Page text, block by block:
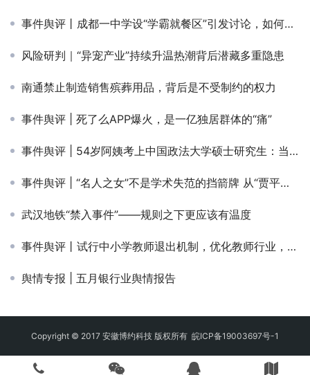
事件舆评丨成都一中学设“学霸就餐区”引发讨论，如何平衡教育公平与激励方式？
风险研判｜“异宠产业”持续升温热潮背后潜藏多重隐患
南通禁止制造销售殡葬用品，背后是不受制约的权力
事件舆评 | 死了么APP爆火，是一亿独居群体的“痛”
事件舆评 | 54岁阿姨考上中国政法大学硕士研究生：当“励志故事”变成“流量剧本”
事件舆评 | “名人之女”不是学术失范的挡箭牌 从“贾平凹女儿被指论文抄袭”事件看学术评价不能困于身份光环
武汉地铁“禁入事件”——规则之下更应该有温度
事件舆评丨试行中小学教师退出机制，优化教师行业，让能者先行
舆情专报 | 五月银行业舆情报告
Copyright © 2017 安徽博约科技 版权所有 皖ICP备19003697号-1